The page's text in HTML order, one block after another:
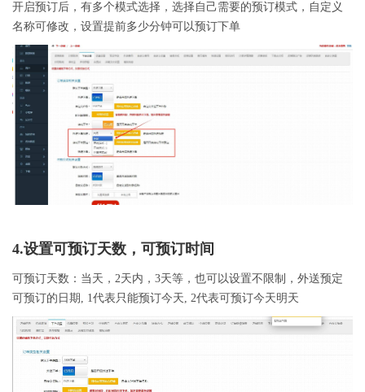
开启预订后，有多个模式选择，选择自己需要的预订模式，自定义
名称可修改，设置提前多少分钟可以预订下单
4.设置可预订天数，可预订时间
可预订天数：当天，2天内，3天等，也可以设置不限制，外送预定
可预订的日期, 1代表只能预订今天, 2代表可预订今天明天